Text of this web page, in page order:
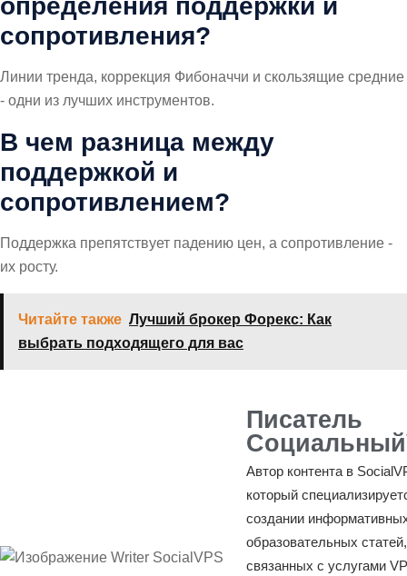
определения поддержки и
сопротивления?
Линии тренда, коррекция Фибоначчи и скользящие средние
- одни из лучших инструментов.
В чем разница между
поддержкой и
сопротивлением?
Поддержка препятствует падению цен, а сопротивление -
их росту.
Читайте также Лучший брокер Форекс: Как
выбрать подходящего для вас
Писатель
Автор контента в
который
создании
образовательных статей,
связанных с услугами